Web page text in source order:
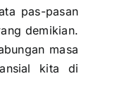
pas-pasan
demikian.
masa
kita di